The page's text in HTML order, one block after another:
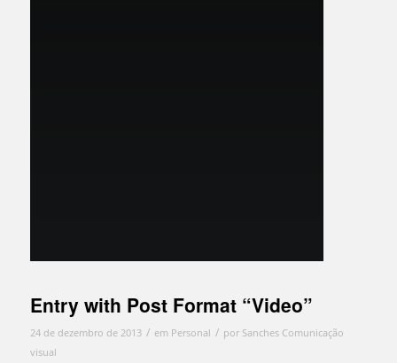
Entry with Post Format “Video”
24 de dezembro de 2013 / em Personal / por Sanches Comunicação
visual